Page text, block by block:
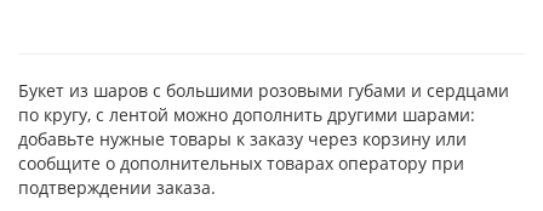
Букет из шаров с большими розовыми губами и сердцами
по кругу, с лентой можно дополнить другими шарами:
добавьте нужные товары к заказу через корзину или
сообщите о дополнительных товарах оператору при
подтверждении заказа.